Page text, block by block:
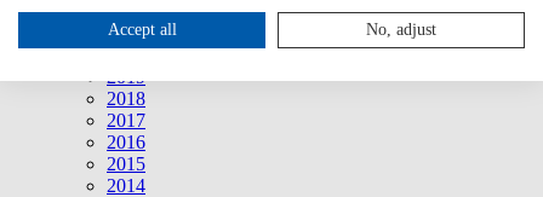
2022
2021
2020
2019
2018
2017
2016
2015
2014
Accept all No, adjust